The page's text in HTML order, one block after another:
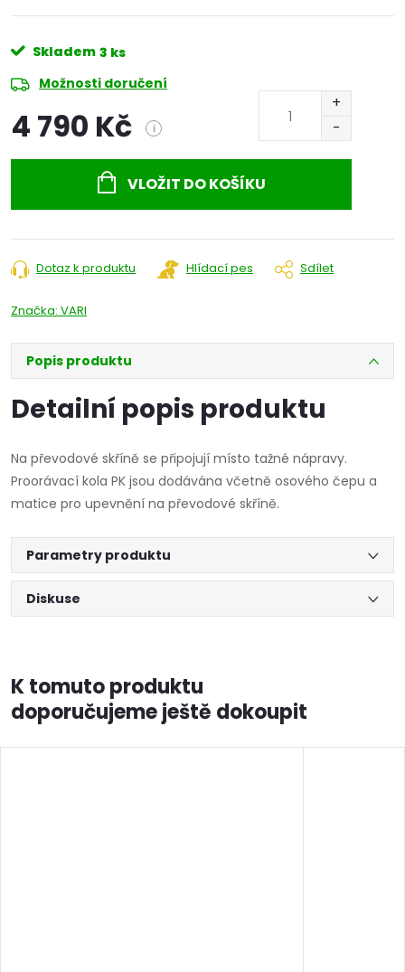
Skladem 3 ks
Možnosti doručení
4 790 Kč i
VLOŽIT DO KOŠÍKU
Dotaz k produktu Hlídací pes Sdílet
Značka: VARI
Popis produktu
Detailní popis produktu
Na převodové skříně se připojují místo tažné nápravy.
Proorávací kola PK jsou dodávána včetně osového čepu a
matice pro upevnění na převodové skříně.
Parametry produktu
Diskuse
K tomuto produktu
doporučujeme ještě dokoupit